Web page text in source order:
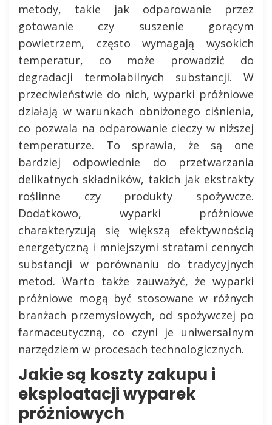
metody, takie jak odparowanie przez
gotowanie czy suszenie gorącym
powietrzem, często wymagają wysokich
temperatur, co może prowadzić do
degradacji termolabilnych substancji. W
przeciwieństwie do nich, wyparki próżniowe
działają w warunkach obniżonego ciśnienia,
co pozwala na odparowanie cieczy w niższej
temperaturze. To sprawia, że są one
bardziej odpowiednie do przetwarzania
delikatnych składników, takich jak ekstrakty
roślinne czy produkty spożywcze.
Dodatkowo, wyparki próżniowe
charakteryzują się większą efektywnością
energetyczną i mniejszymi stratami cennych
substancji w porównaniu do tradycyjnych
metod. Warto także zauważyć, że wyparki
próżniowe mogą być stosowane w różnych
branżach przemysłowych, od spożywczej po
farmaceutyczną, co czyni je uniwersalnym
narzędziem w procesach technologicznych.
Jakie są koszty zakupu i
eksploatacji wyparek
próżniowych